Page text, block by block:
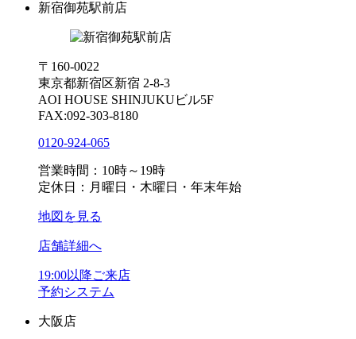
新宿御苑駅前店
〒160-0022
東京都新宿区新宿 2-8-3
AOI HOUSE SHINJUKUビル5F
FAX:092-303-8180
0120-924-065
営業時間：10時～19時
定休日：月曜日・木曜日・年末年始
地図を見る
店舗詳細へ
19:00以降ご来店
予約システム
大阪店